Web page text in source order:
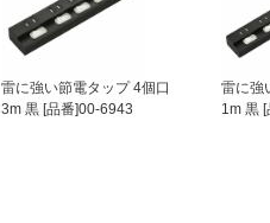
雷に強い節電タップ 4個口
3m 黒 [品番]00-6943
雷に強
1m 黒